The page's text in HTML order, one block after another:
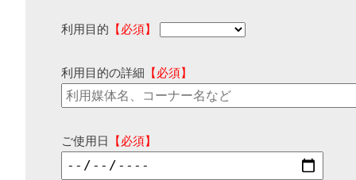
利用目的 【必須】
利用目的の詳細 【必須】
ご使用日 【必須】